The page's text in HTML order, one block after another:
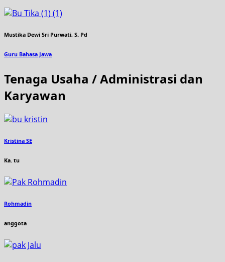
Mustika Dewi Sri Purwati, S. Pd
Guru Bahasa Jawa
Tenaga Usaha / Administrasi dan
Karyawan
Kristina SE
Ka. tu
Rohmadin
anggota